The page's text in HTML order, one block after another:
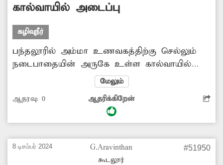
கால்வாயில் அடைப்பு
கழிவுநீர்
பந்தலூரில் அம்மா உணவகத்திற்கு செல்லும்
நடைபாதையின் அருகே உள்ள கால்வாயில்
அடைப்பு ஏற்பட்டு, கழிவுநீர் தேங்கி நிற்கிறது.
இதனால் கடும் துர்நாற்றம் வீசுவதோடு நோய்
பரவும் அபாயமும் காணப்படுகிறது. இதனால்
அந்த வழியாக சென்று வருபவர்கள் முகம்
கழிவுநீர் கால்வாயை தூர்வார சம்பந்தப்பட்ட
துறை அதிகாரிகள் முன்வர வேண்டும்.
மேலும்
ஆதரவு: 0 ஆதரிக்கிறேன்
8 டிசம்பர் 2024
G.Aravinthan
கூடலூர்
#51950